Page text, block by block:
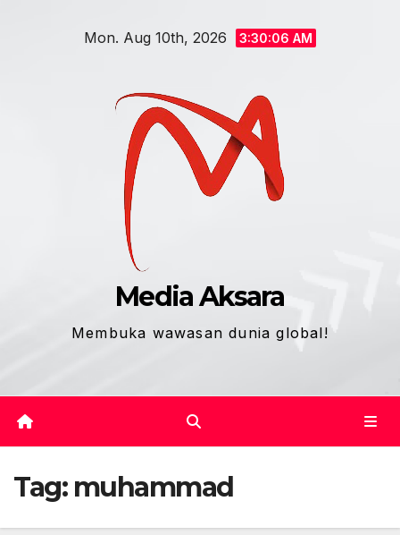
Mon. Aug 10th, 2026 3:30:07 AM
Media Aksara
Membuka wawasan dunia global!
Tag: muhammad